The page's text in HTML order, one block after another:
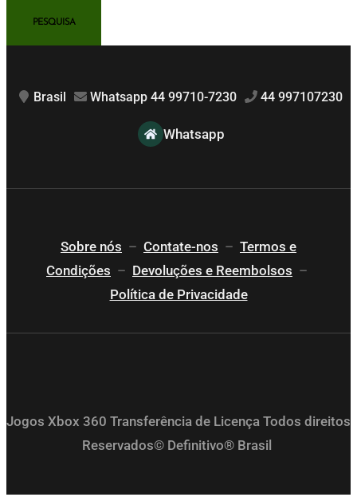
Brasil Whatsapp 44 99710-7230 44 997107230
Whatsapp
Sobre nós – Contate-nos – Termos e
Condições – Devoluções e Reembolsos –
Política de Privacidade
Jogos Xbox 360 Transferência de Licença Todos direitos
Reservados© Definitivo® Brasil